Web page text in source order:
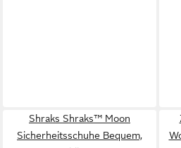
Shraks Shraks™ Moon
Sicherheitsschuhe Bequem,